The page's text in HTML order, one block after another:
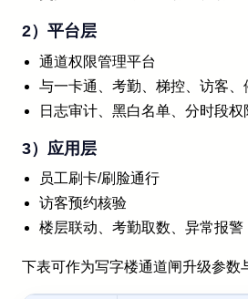
2）平台层
通道权限管理平台
与一卡通、考勤、梯控、访客、
日志审计、黑白名单、分时段
3）应用层
员工刷卡/刷脸通行
访客预约核验
楼层联动、考勤取数、异常报警
下表可作为写字楼通道闸升级参数